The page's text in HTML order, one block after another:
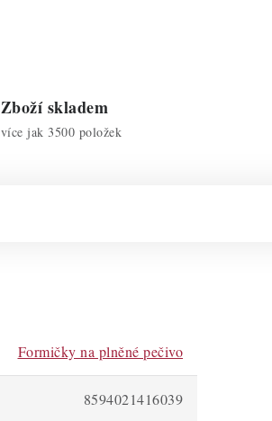
Zboží skladem
více jak 3500 položek
Formičky na plněné pečivo
8594021416039